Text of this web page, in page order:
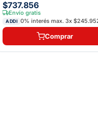
$737.856
Envío gratis
ADDI 0% interés max. 3x
Comprar